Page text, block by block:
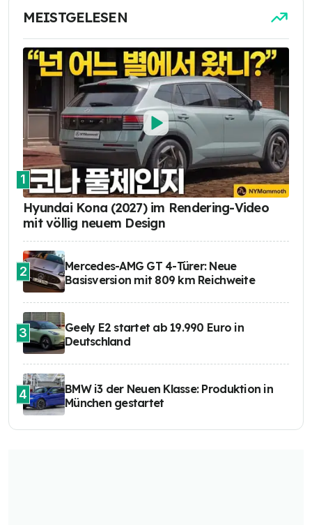
MEISTGELESEN
1
Hyundai Kona (2027) im Rendering-Video
mit völlig neuem Design
2
Mercedes-AMG GT 4-Türer: Neue
Basisversion mit 809 km Reichweite
3
Geely E2 startet ab 19.990 Euro in
Deutschland
4
BMW i3 der Neuen Klasse: Produktion in
München gestartet